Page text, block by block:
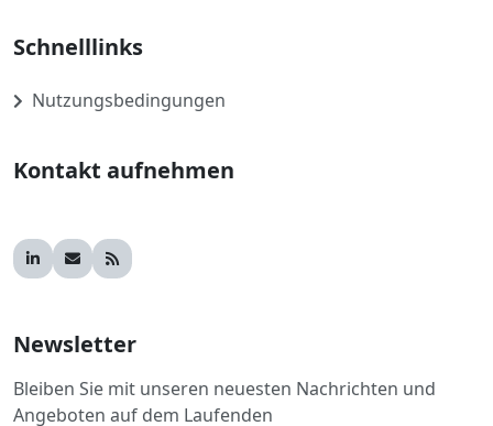
Schnelllinks
Nutzungsbedingungen
Kontakt aufnehmen
Newsletter
Bleiben Sie mit unseren neuesten Nachrichten und
Angeboten auf dem Laufenden